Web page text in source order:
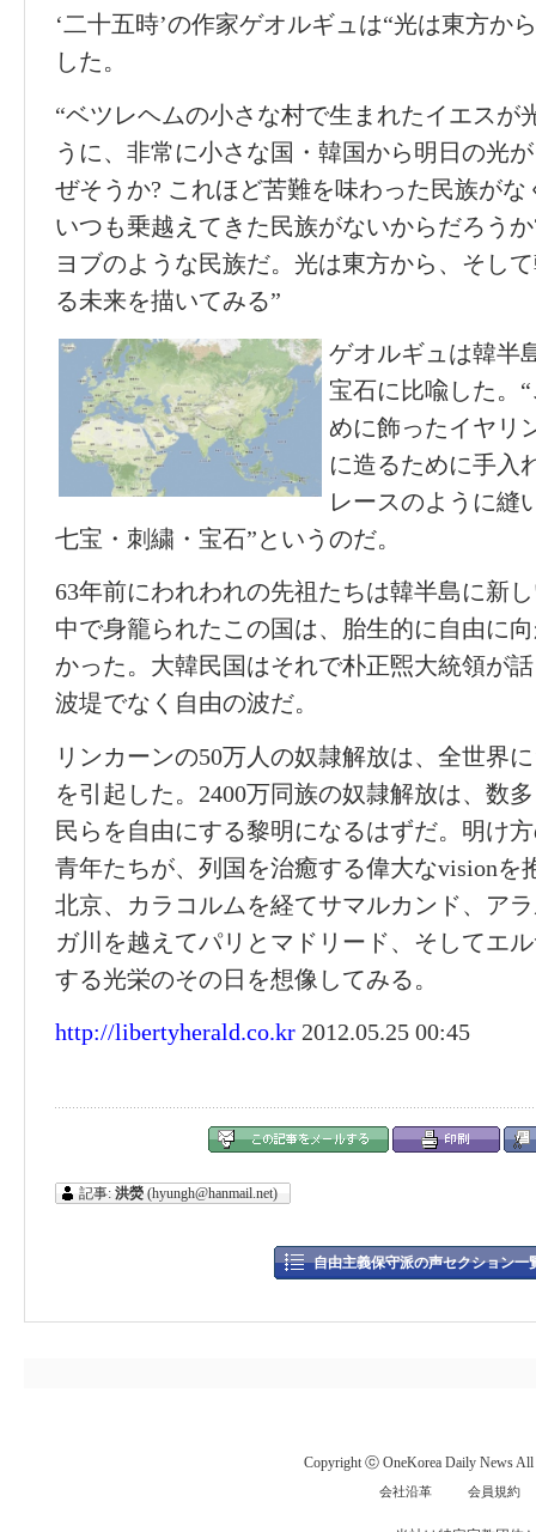
‘二十五時’の作家ゲオルギュは“光は東方か
した。
“ベツレヘムの小さな村で生まれたイエスが
うに、非常に小さな国・韓国から明日の光
ぜそうか? これほど苦難を味わった民族が
いつも乗越えてきた民族がないからだろう
ヨブのような民族だ。光は東方から、そし
る未来を描いてみる”
ゲオルギュは韓半
宝石に比喩した。
めに飾ったイヤリ
に造るために手入
レースのように縫
七宝・刺繍・宝石”というのだ。
63年前にわれわれの先祖たちは韓半島に新
中で身籠られたこの国は、胎生的に自由に
かった。大韓民国はそれで朴正煕大統領が
波堤でなく自由の波だ。
リンカーンの50万人の奴隷解放は、全世界
を引起した。2400万同族の奴隷解放は、数
民らを自由にする黎明になるはずだ。明け
青年たちが、列国を治癒する偉大なvisionを
北京、カラコルムを経てサマルカンド、ア
ガ川を越えてパリとマドリード、そしてエ
する光栄のその日を想像してみる。
http://libertyherald.co.kr 2012.05.25 00:45
記事: 洪熒 (hyungh@hanmail.net)
自由主義保守派の声セクション一
Copyright ⓒ OneKorea Daily News All
会社沿革 会員規約